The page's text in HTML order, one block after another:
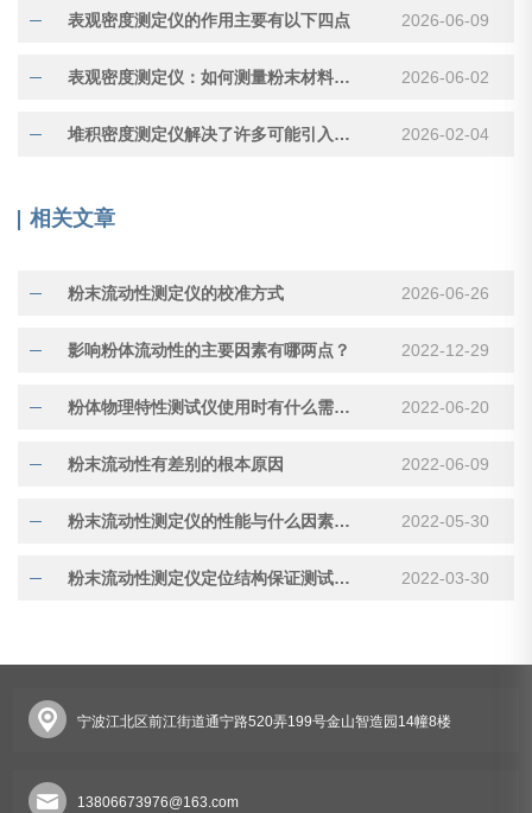
表观密度测定仪的作用主要有以下四点 2026-06-09
表观密度测定仪：如何测量粉末材料的“真实体积” 2026-06-02
堆积密度测定仪解决了许多可能引入误差的因素 2026-02-04
相关文章
粉末流动性测定仪的校准方式 2026-06-26
影响粉体流动性的主要因素有哪两点？ 2022-12-29
粉体物理特性测试仪使用时有什么需要注意的方面？ 2022-06-20
粉末流动性有差别的根本原因 2022-06-09
粉末流动性测定仪的性能与什么因素有关 2022-05-30
粉末流动性测定仪定位结构保证测试结果之准确性 2022-03-30
宁波江北区前江街道通宁路520弄199号金山智造园14幢8楼
13806673976@163.com